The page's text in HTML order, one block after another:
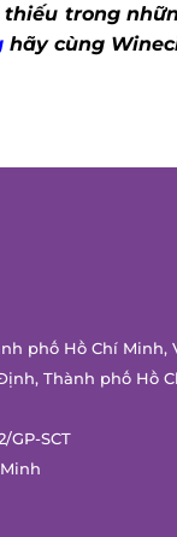
trong
hãy cùng
phố Hồ Chí Minh,
Thành phố Hồ
SCT